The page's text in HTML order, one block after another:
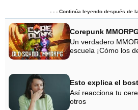
- - - Continúa leyendo después de
Corepunk MMORPG
Un verdadero
escuela ¡Cómo los
Esto explica el
Así reacciona tu
otros